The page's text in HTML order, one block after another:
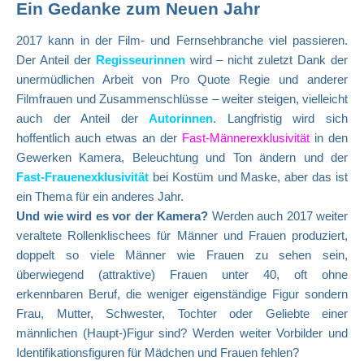
Ein Gedanke zum Neuen Jahr
2017 kann in der Film- und Fernsehbranche viel passieren.
Der Anteil der Regisseurinnen wird – nicht zuletzt Dank der
unermüdlichen Arbeit von Pro Quote Regie und anderer
Filmfrauen und Zusammenschlüsse – weiter steigen, vielleicht
auch der Anteil derAutorinnen. Langfristig wird sich
hoffentlich auch etwas an der Fast-Männerexklusivität in den
Gewerken Kamera, Beleuchtung und Ton ändern und der
Fast-Frauenexklusivität bei Kostüm und Maske, aber das ist
ein Thema für ein anderes Jahr.
Und wie wird es vor der Kamera? Werden auch 2017 weiter
veraltete Rollenklischees für Männer und Frauen produziert,
doppelt so viele Männer wie Frauen zu sehen sein,
überwiegend (attraktive) Frauen unter 40, oft ohne
erkennbaren Beruf, die weniger eigenständige Figur sondern
Frau, Mutter, Schwester, Tochter oder Geliebte einer
männlichen (Haupt-)Figur sind? Werden weiter Vorbilder und
Identifikationsfiguren für Mädchen und Frauen fehlen?